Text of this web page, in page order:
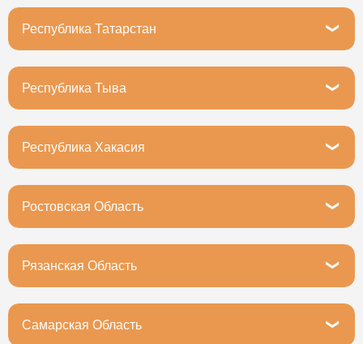
Владикавказ, улица Астана Кесаева, 11
Республика Татарстан
Казань, улица Халезова, 27А
Республика Тыва
Кызыл, улица Калинина, 108
Республика Хакасия
Абакан, улица Кирова, 251В
Ростовская Область
Ростов-на-Дону, улица Менжинского, 4Г
Рязанская Область
Рязань, улица Дзержинского, 64/1
Самарская Область